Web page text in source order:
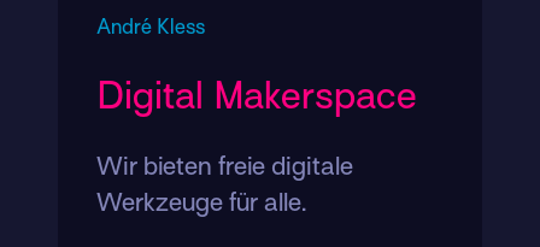
André Kless
Digital Makerspace
Wir bieten freie digitale
Werkzeuge für alle.